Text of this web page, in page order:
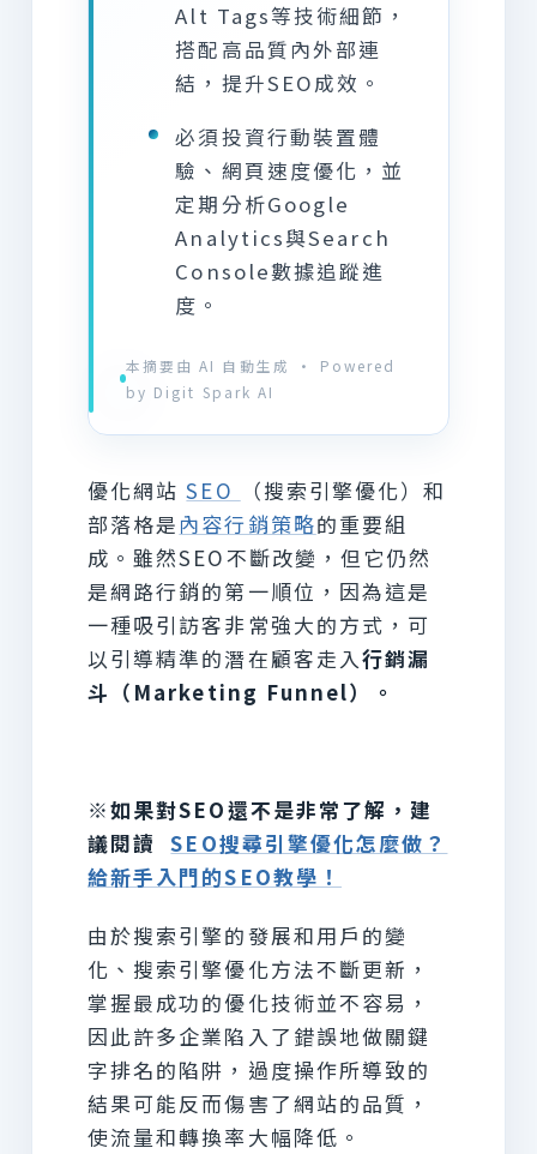
Alt Tags等技術細節，
搭配高品質內外部連
結，提升SEO成效。
必須投資行動裝置體
驗、網頁速度優化，並
定期分析Google
Analytics與Search
Console數據追蹤進
度。
本摘要由 AI 自動生成 · Powered
by Digit Spark AI
優化網站SEO
（搜索引擎優化）和
部落格是 內容行銷策略的重要組
成。雖然SEO不斷改變，但它仍然
是網路行銷的第一順位，因為這是
一種吸引訪客非常強大的方式，可
以引導精準的潛在顧客走入行銷漏
斗（Marketing Funnel）。
※如果對SEO還不是非常了解，建
議閱讀SEO搜尋引擎優化怎麼做？
給新手入門的SEO教學！
由於搜索引擎的發展和用戶的變
化、搜索引擎優化方法不斷更新，
掌握最成功的優化技術並不容易，
因此許多企業陷入了錯誤地做關鍵
字排名的陷阱，過度操作所導致的
結果可能反而傷害了網站的品質，
使流量和轉換率大幅降低。